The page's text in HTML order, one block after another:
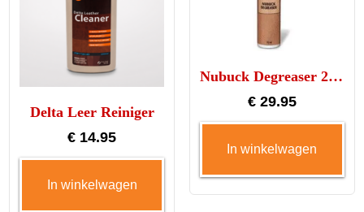
Delta Leer Reiniger
€ 14.95
In winkelwagen
Nubuck Degreaser 200ml
€29.95
In winkelwagen